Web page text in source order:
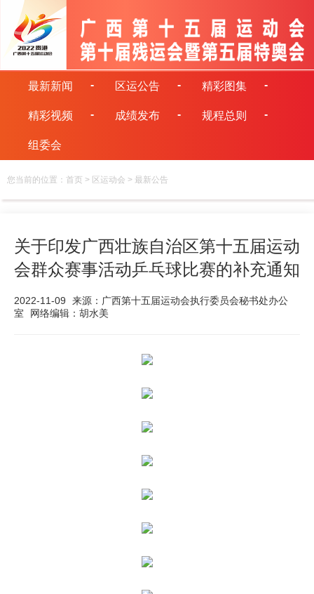
最新新闻 区运公告 精彩图集
精彩视频 成绩发布 规程总则
组委会
您当前的位置： 首页 > 区运动会 > 最新公告
关于印发广西壮族自治区第十五届运动
会群众赛事活动乒乓球比赛的补充通知
2022-11-09
来源：广西第十五届运动会执行委员会秘书处办公
室
网络编辑：胡水美